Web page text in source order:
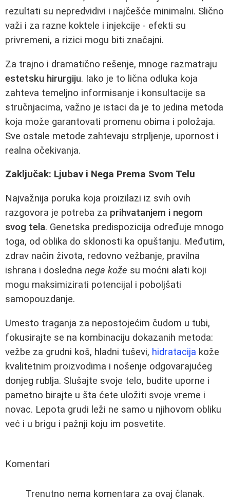
rezultati su nepredvidivi i najčešće minimalni. Slično
važi i za razne koktele i injekcije - efekti su
privremeni, a rizici mogu biti značajni.
Za trajno i dramatično rešenje, mnoge razmatraju
estetsku hirurgiju. Iako je to lična odluka koja
zahteva temeljno informisanje i konsultacije sa
stručnjacima, važno je istaci da je to jedina metoda
koja može garantovati promenu obima i položaja.
Sve ostale metode zahtevaju strpljenje, upornost i
realna očekivanja.
Zaključak: Ljubav i Nega Prema Svom Telu
Najvažnija poruka koja proizilazi iz svih ovih
razgovora je potreba za prihvatanjem i negom
svog tela. Genetska predispozicija određuje mnogo
toga, od oblika do sklonosti ka opuštanju. Međutim,
zdrav način života, redovno vežbanje, pravilna
ishrana i dosledna nega kože su moćni alati koji
mogu maksimizirati potencijal i poboljšati
samopouzdanje.
Umesto traganja za nepostojećim čudom u tubi,
fokusirajte se na kombinaciju dokazanih metoda:
vežbe za grudni koš, hladni tuševi, hidratacija kože
kvalitetnim proizvodima i nošenje odgovarajućeg
donjeg rublja. Slušajte svoje telo, budite uporne i
pametno birajte u šta ćete uložiti svoje vreme i
novac. Lepota grudi leži ne samo u njihovom obliku
već i u brigu i pažnji koju im posvetite.
Komentari
Trenutno nema komentara za ovaj članak.